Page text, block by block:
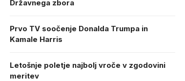
Državnega zbora
Prvo TV soočenje Donalda Trumpa in
Kamale Harris
Letošnje poletje najbolj vroče v zgodovini
meritev